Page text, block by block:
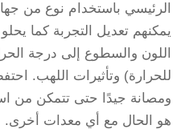
الرئيسي باستخدام نوع من
يمكنهم تعديل التجربة كما
اللون والسطوع إلى درجة
للحرارة) وتأثيرات اللهب.
ومصانة جيدًا حتى تتمكن من
هو الحال مع أي معدات أخرى.